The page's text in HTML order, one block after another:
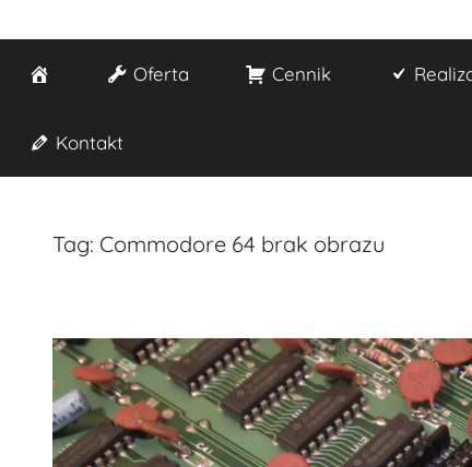
Oferta Cennik
Kontakt
Tag: Commodore 64 brak obrazu